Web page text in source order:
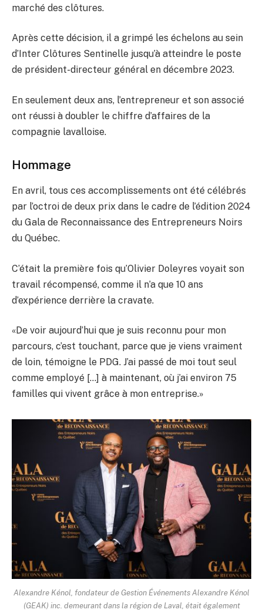
marché des clôtures.
Après cette décision, il a grimpé les échelons au sein
d’Inter Clôtures Sentinelle jusqu’à atteindre le poste
de président-directeur général en décembre 2023.
En seulement deux ans, l’entrepreneur et son associé
ont réussi à doubler le chiffre d’affaires de la
compagnie lavalloise.
Hommage
En avril, tous ces accomplissements ont été célébrés
par l’octroi de deux prix dans le cadre de l’édition 2024
du Gala de Reconnaissance des Entrepreneurs Noirs
du Québec.
C’était la première fois qu’Olivier Doleyres voyait son
travail récompensé, comme il n’a que 10 ans
d’expérience derrière la cravate.
«De voir aujourd’hui que je suis reconnu pour mon
parcours, c’est touchant, parce que je viens vraiment
de loin, témoigne le PDG. J’ai passé de moi tout seul
comme employé […] à maintenant, où j’ai environ 75
familles qui vivent grâce à mon entreprise.»
Alexandre Kénol, fondateur de Gestion Événements Alexandre Kénol
(GEAK) inc. demeurant dans la région de Laval, était également